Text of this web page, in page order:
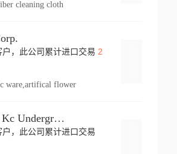
cleaning cloth
，此公司累计进口交易 2
ware,artifical flower
Knapheide Kc Underground
，此公司累计进口交易